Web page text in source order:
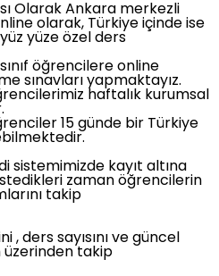
Olarak Ankara merkezli
olarak, Türkiye içinde ise
yüze özel ders
öğrencilere online
sınavları yapmaktayız.
haftalık kurumsal
15 günde bir Türkiye
sistemimizde kayıt altına
zaman öğrencilerin
takip
, ders sayısını ve güncel
üzerinden takip